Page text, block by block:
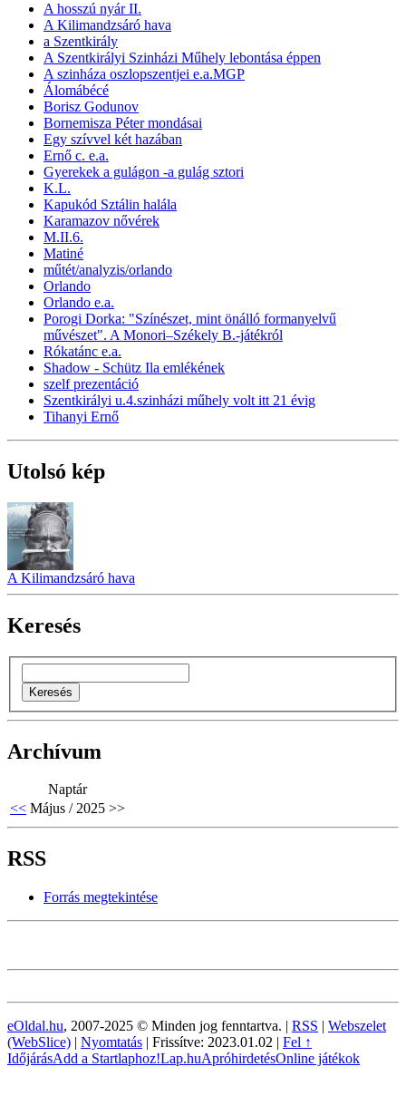
A hosszú nyár II.
A Kilimandzsáró hava
a Szentkirály
A Szentkirályi Szinházi Műhely lebontása éppen
A szinháza oszlopszentjei e.a.MGP
Álomábécé
Borisz Godunov
Bornemisza Péter mondásai
Egy szívvel két hazában
Ernő c. e.a.
Gyerekek a gulágon -a gulág sztori
K.L.
Kapukód Sztálin halála
Karamazov nővérek
M.II.6.
Matiné
műtét/analyzis/orlando
Orlando
Orlando e.a.
Porogi Dorka: "Színészet, mint önálló formanyelvű
művészet". A Monori–Székely B.-játékról
Rókatánc e.a.
Shadow - Schütz Ila emlékének
szelf prezentáció
Szentkirályi u.4.szinházi műhely volt itt 21 évig
Tihanyi Ernő
Utolsó kép
A Kilimandzsáró hava
Keresés
Archívum
Naptár
<< Május / 2025 >>
RSS
Forrás megtekintése
eOldal.hu, 2007-2025 © Minden jog fenntartva. | RSS | Webszelet
(WebSlice) | Nyomtatás | Frissítve: 2023.01.02 | Fel ↑
IdőjárásAdd a Startlaphoz!Lap.huApróhirdetésOnline játékok